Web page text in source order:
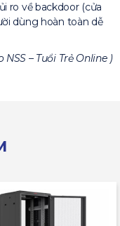
ro về backdoor (cửa
dùng hoàn toàn dễ
NSS – Tuổi Trẻ Online )